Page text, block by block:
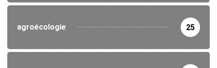
agroécologie 25